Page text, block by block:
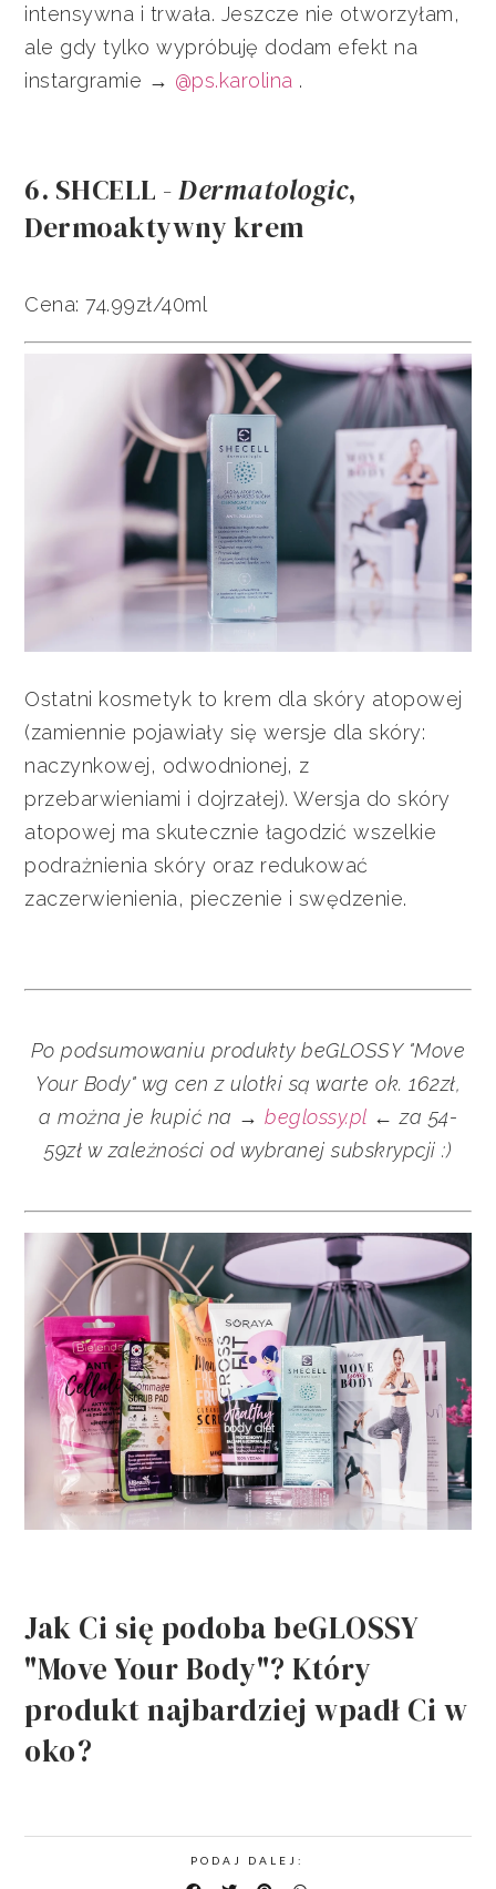
intensywna i trwała. Jeszcze nie otworzyłam,
ale gdy tylko wypróbuję dodam efekt na
instargramie → @ps.karolina .
6. SHCELL -Dermatologic,
Dermoaktywny krem
Cena: 74.99zł/40ml
Ostatni kosmetyk to krem dla skóry atopowej
(zamiennie pojawiały się wersje dla skóry:
naczynkowej, odwodnionej, z
przebarwieniami i dojrzałej). Wersja do skóry
atopowej ma skutecznie łagodzić wszelkie
podrażnienia skóry oraz redukować
zaczerwienienia, pieczenie i swędzenie.
Po podsumowaniu produktybeGLOSSY "Move
Your Body" wg cen z ulotki są warte ok. 162zł,
a można je kupić na → beglossy.pl ← za 54-
59zł w zależności od wybranej subskrypcji :)
Jak Ci się podoba beGLOSSY
"Move Your Body"? Który
produkt najbardziej wpadł Ci w
oko?
PODAJ DALEJ: